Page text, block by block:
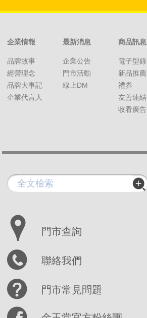
企業情報
品牌故事
經營理念
品牌大事記
企業代言人
最新消息
企業公告
門市活動
線上DM
商品訊息
電子型錄
新品推薦
禮券
友善連結
收看廣告
門市查詢
聯絡我們
門市常見問題